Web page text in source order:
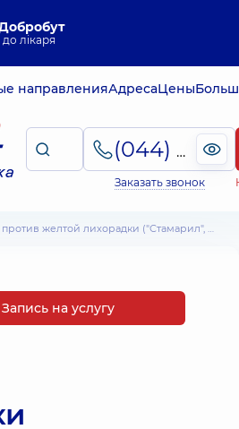
лікаря
направленияАдресаЦены
(044) 495-2-888
Заказать звонок
желтой лихорадки ("Стамарил", Франция)
Запись на услугу